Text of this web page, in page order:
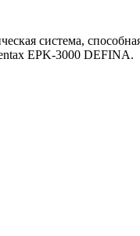
система,
EPK‑3000 DEFINA.